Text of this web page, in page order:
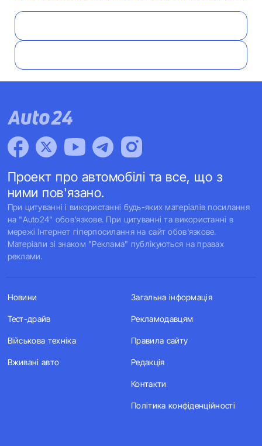
Проект про автомобілі та все, що з
ними пов'язано.
При цитуванні і використанні будь-яких матеріалів посилання
на "Auto24" обов'язкове. При цитуванні та використанні в
мережі Інтернет гіперпосилання на сайт обов'язкове.
Матеріали зі знаком "Реклама" публікуються на правах
реклами.
Новини
Тест-драйв
Військова техніка
Вживані авто
Загальна інформація
Рекламодавцям
Правила сайту
Редакція
Контакти
Політика конфіденційності